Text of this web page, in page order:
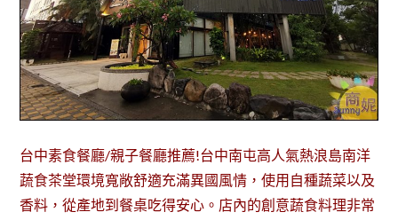
台中素食餐廳/親子餐廳推薦!台中南屯高人氣熱浪島南洋
蔬食茶堂環境寬敞舒適充滿異國風情，使用自種蔬菜以及
香料，從產地到餐桌吃得安心。店內的創意蔬食料理非常